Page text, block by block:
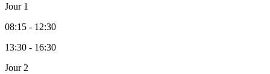
Jour 1
08:15 - 12:30
13:30 - 16:30
Jour 2